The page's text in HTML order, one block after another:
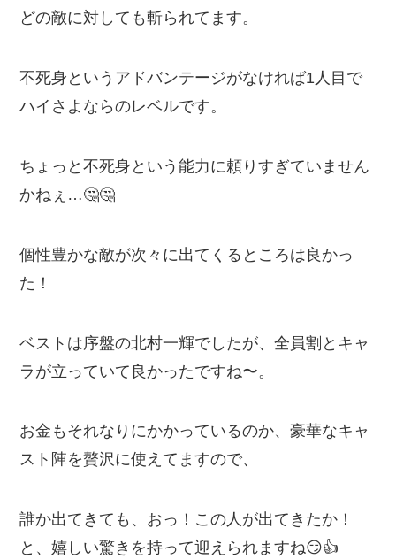
どの敵に対しても斬られてます。
不死身というアドバンテージがなければ1人目で
ハイさよならのレベルです。
ちょっと不死身という能力に頼りすぎていません
かねぇ…🤔🤔
個性豊かな敵が次々に出てくるところは良かっ
た！
ベストは序盤の北村一輝でしたが、全員割とキャ
ラが立っていて良かったですね〜。
お金もそれなりにかかっているのか、豪華なキャ
スト陣を贅沢に使えてますので、
誰か出てきても、おっ！この人が出てきたか！
と、嬉しい驚きを持って迎えられますね😏👍